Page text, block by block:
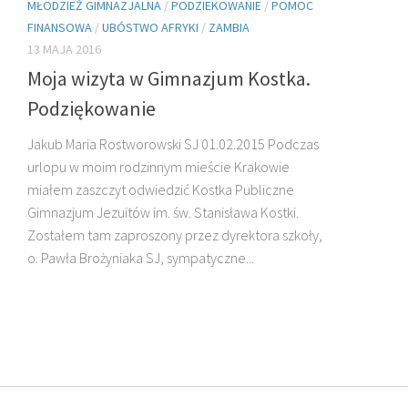
MŁODZIEŻ GIMNAZJALNA /PODZIEKOWANIE /POMOC
FINANSOWA /UBÓSTWO AFRYKI / ZAMBIA
13 MAJA 2016
Moja wizyta w Gimnazjum Kostka.
Podziękowanie
Jakub Maria Rostworowski SJ 01.02.2015 Podczas
urlopu w moim rodzinnym mieście Krakowie
miałem zaszczyt odwiedzić Kostka Publiczne
Gimnazjum Jezuitów im. św. Stanisława Kostki.
Zostałem tam zaproszony przez dyrektora szkoły,
o. Pawła Brożyniaka SJ, sympatyczne...
DZIADOSZ SJ